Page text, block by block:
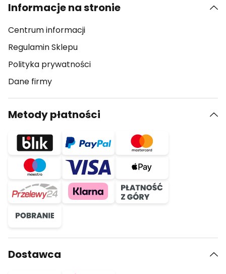
Informacje na stronie
Centrum informacji
Regulamin Sklepu
Polityka prywatności
Dane firmy
Metody płatności
Dostawca